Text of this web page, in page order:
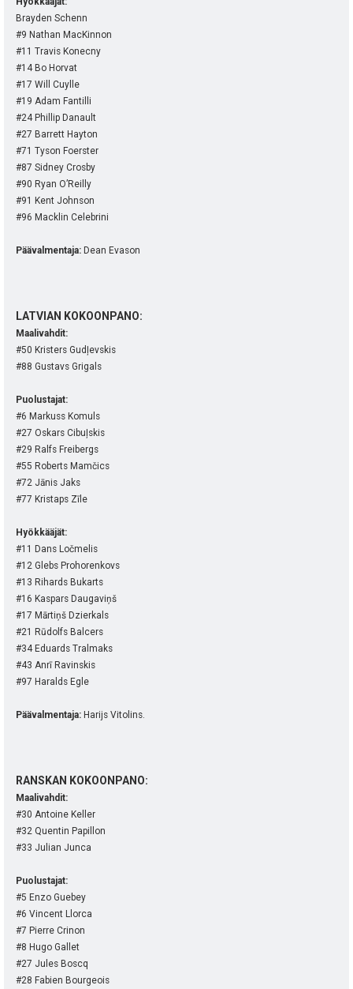
Brayden Schenn
#9 Nathan MacKinnon
#11 Travis Konecny
#14 Bo Horvat
#17 Will Cuylle
#19 Adam Fantilli
#24 Phillip Danault
#27 Barrett Hayton
#71 Tyson Foerster
#87 Sidney Crosby
#90 Ryan O’Reilly
#91 Kent Johnson
#96 Macklin Celebrini
Päävalmentaja: Dean Evason
LATVIAN KOKOONPANO:
Maalivahdit:
#50 Kristers Gudļevskis
#88 Gustavs Grigals
Puolustajat:
#6 Markuss Komuls
#27 Oskars Cibuļskis
#29 Ralfs Freibergs
#55 Roberts Mamčics
#72 Jānis Jaks
#77 Kristaps Zīle
Hyökkääjät:
#11 Dans Ločmelis
#12 Glebs Prohorenkovs
#13 Rihards Bukarts
#16 Kaspars Daugaviņš
#17 Mārtiņš Dzierkals
#21 Rūdolfs Balcers
#34 Eduards Tralmaks
#43 Anrī Ravinskis
#97 Haralds Egle
Päävalmentaja: Harijs Vitolins.
RANSKAN KOKOONPANO:
Maalivahdit:
#30 Antoine Keller
#32 Quentin Papillon
#33 Julian Junca
Puolustajat:
#5 Enzo Guebey
#6 Vincent Llorca
#7 Pierre Crinon
#8 Hugo Gallet
#27 Jules Boscq
#28 Fabien Bourgeois